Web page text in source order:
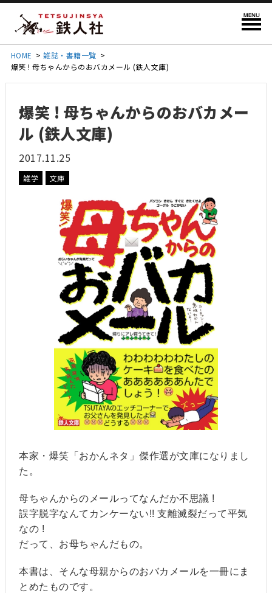
HOME > 雑誌・書籍一覧 >
爆笑 ! 母ちゃんからのおバカメール (鉄人文庫)
爆笑 ! 母ちゃんからのおバカメー
ル (鉄人文庫)
2017.11.25
雑学 文庫
本家・爆笑「おかんネタ」傑作選が文庫になりまし
た。
母ちゃんからのメールってなんだか不思議 !
誤字脱字なんてカンケーない!! 支離滅裂だって平気
なの !
だって、お母ちゃんだもの。
本書は、そんな母親からのおバカメールを一冊にま
とめたものです。